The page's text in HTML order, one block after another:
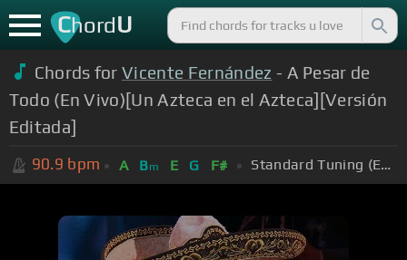
ChordU
Chords forVicente Fernández - A Pesar de
Todo (En Vivo)[Un Azteca en el Azteca][Versión
Editada]
90.9 bpm A Bm E G F# Standard Tuning (EADGBE)